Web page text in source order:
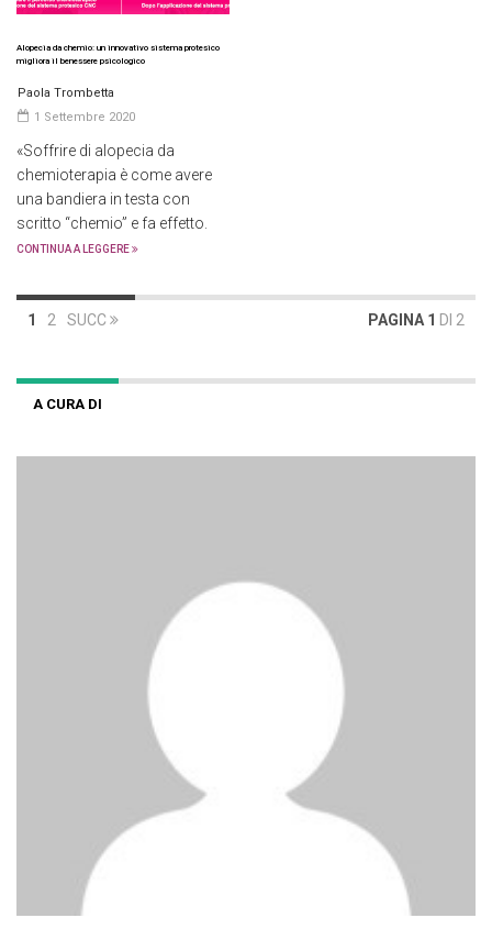
Alopecia da chemio: un innovativo sistema protesico
migliora il benessere psicologico
Paola Trombetta
1 Settembre 2020
«Soffrire di alopecia da
chemioterapia è come avere
una bandiera in testa con
scritto “chemio” e fa effetto.
CONTINUA A LEGGERE
1 2 SUCC PAGINA 1 DI 2
A CURA DI